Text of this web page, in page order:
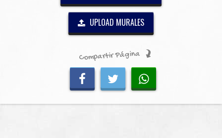
UPLOAD MURALES
Compartir Página